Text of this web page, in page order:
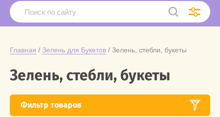
Главная / Зелень для Букетов / Зелень, стебли, букеты
Зелень, стебли, букеты
Фильтр товаров